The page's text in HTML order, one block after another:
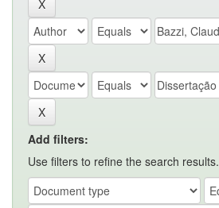
Add filters:
Use filters to refine the search results.